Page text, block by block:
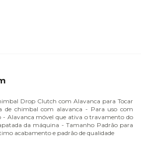
Drop Clutch com Alavanca para Tocar
de chimbal com alavanca - Para uso com
- Alavanca móvel que ativa o travamento do
da máquina - Tamanho Padrão para
acabamento e padrão de qualidade